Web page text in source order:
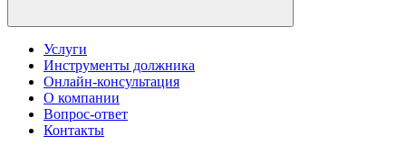
Услуги
Инструменты должника
Онлайн-консультация
О компании
Вопрос-ответ
Контакты